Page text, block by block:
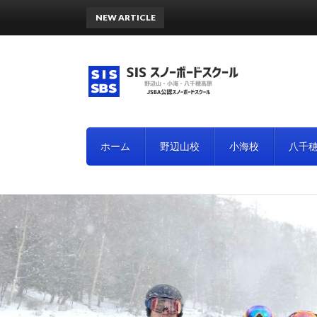
ホーム 野辺山校 小海校 八千
NEW ARTICLE